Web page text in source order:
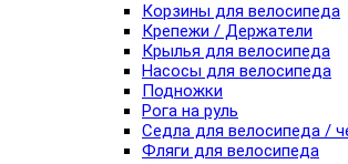
Корзины для велосипеда
Крепежи / Держатели
Крылья для велосипеда
Насосы для велосипеда
Подножки
Рога на руль
Седла для велосипеда /
Фляги для велосипеда